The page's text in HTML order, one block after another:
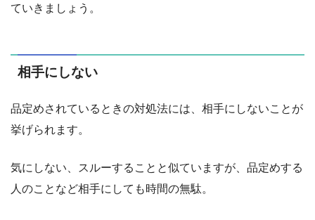
ていきましょう。
相手にしない
品定めされているときの対処法には、相手にしないことが
挙げられます。
気にしない、スルーすることと似ていますが、品定めする
人のことなど相手にしても時間の無駄。